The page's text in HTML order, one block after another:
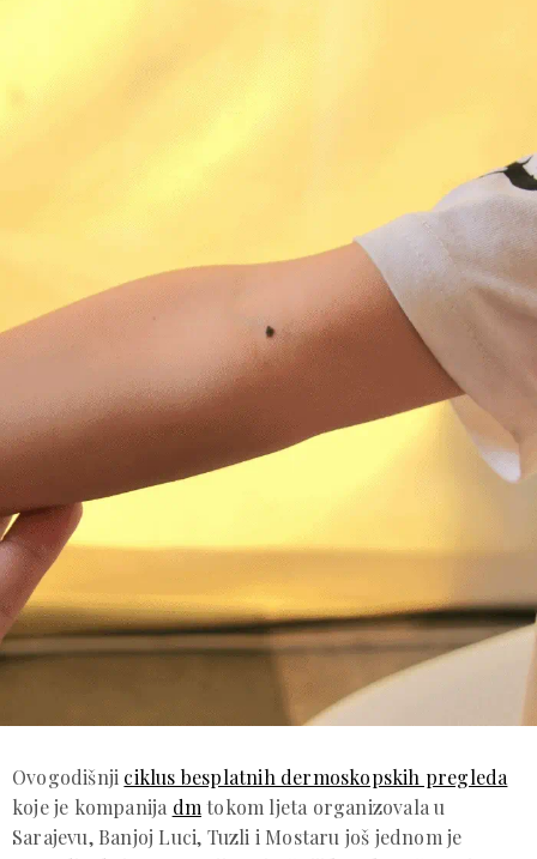
Ovogodišnji ciklus besplatnih dermoskopskih pregleda
koje je kompanija dm tokom ljeta organizovala u
Sarajevu, Banjoj Luci, Tuzli i Mostaru još jednom je